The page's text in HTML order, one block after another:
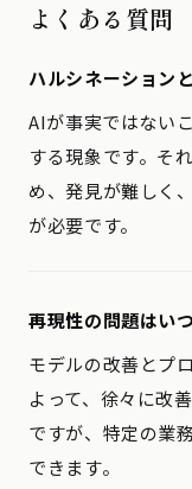
よくある質問
ハルシネーション
AIが事実ではない
する現象です。そ
め、発見が難しく
が必要です。
再現性の問題はい
モデルの改善とプ
よって、徐々に改
ですが、特定の業
できます。